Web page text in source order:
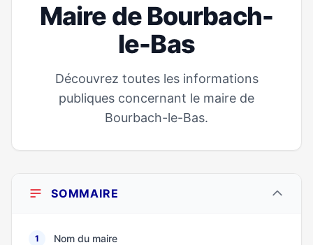
Maire de Bourbach-
le-Bas
Découvrez toutes les informations
publiques concernant le maire de
Bourbach-le-Bas.
SOMMAIRE
1 Nom du maire